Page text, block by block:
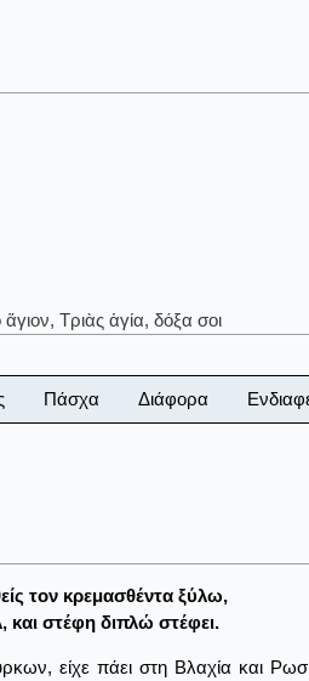
Τριὰς ἁγία, δόξα σοι
Πάσχα Διάφορα
τον κρεμασθέντα ξύλω,
και στέφη διπλώ στέφει.
είχε πάει στη Βλαχία και